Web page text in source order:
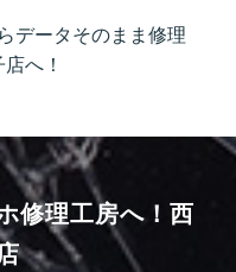
データそのまま修理
へ！
修理工房へ！ 西